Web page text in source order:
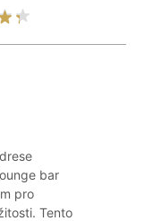
bar
pro
Tento